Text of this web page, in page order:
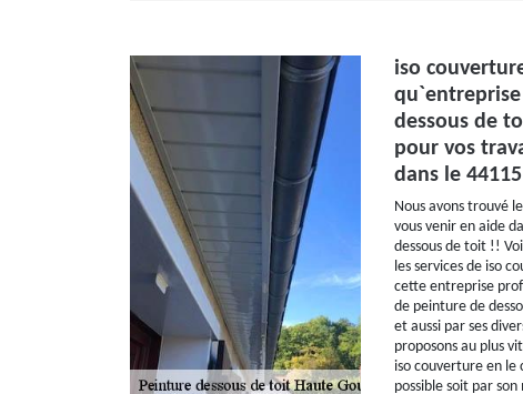
iso
dessous de
pour vos
dans le 44115
Nous avons trouvé
vous venir en aide
dessous de toit !!
les services de iso
cette entreprise
de peinture de
et aussi par ses
proposons au plus
iso couverture en
possible soit par